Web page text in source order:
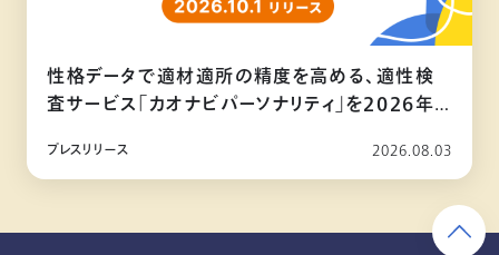
性格データで適材適所の精度を高める、適性検
査サービス「カオナビパーソナリティ」を2026年
プレスリリース 2026.08.03